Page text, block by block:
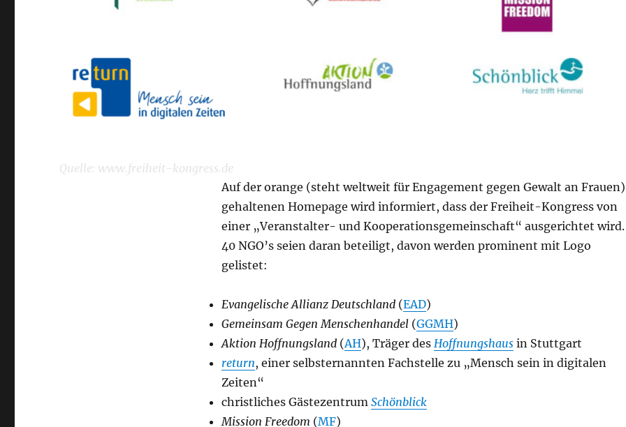
Quelle: www.freiheit-kongress.de
Auf der orange (steht weltweit für Engagement gegen Gewalt an Frauen)
gehaltenen Homepage wird informiert, dass der Freiheit-Kongress von
einer „Veranstalter- und Kooperationsgemeinschaft“ ausgerichtet wird.
40 NGO’s seien daran beteiligt, davon werden prominent mit Logo
gelistet:
Evangelische Allianz Deutschland(EAD)
Gemeinsam Gegen Menschenhandel (GGMH)
Aktion Hoffnungsland(AH), Träger des Hoffnungshausin Stuttgart
return, einer selbsternannten Fachstelle zu „Mensch sein in digitalen
Zeiten“
christliches Gästezentrum Schönblick
Mission Freedom (MF)